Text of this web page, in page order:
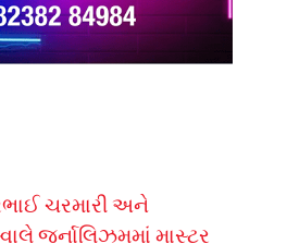
ચરમારી અને
જર્નાલિઝમમાં માસ્ટર